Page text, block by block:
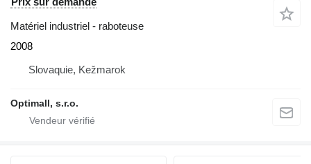
Matériel industriel - raboteuse
2008
Slovaquie, Kežmarok
Optimall, s.r.o.